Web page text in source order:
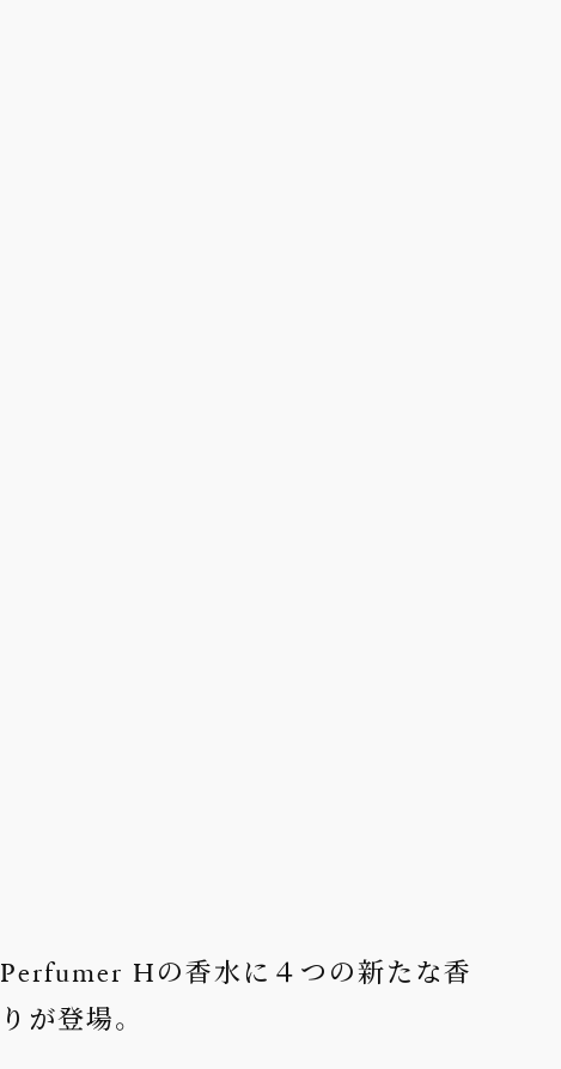
Perfumer Hの香水に４つの新たな香
りが登場。